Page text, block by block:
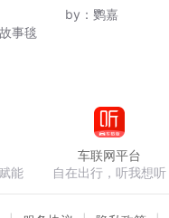
事毯
by： 鹦嘉
能
车联网平台
自在出行，听我想听